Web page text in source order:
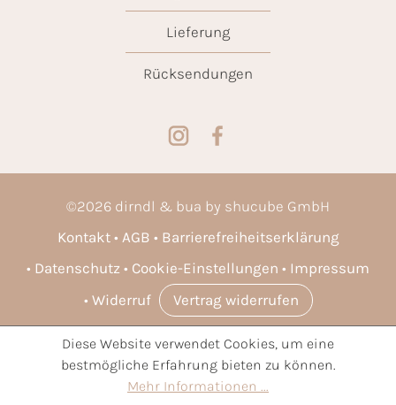
Lieferung
Rücksendungen
©2026 dirndl & bua by shucube GmbH
Kontakt
AGB
Barrierefreiheitserklärung
Datenschutz
Cookie-Einstellungen
Impressum
Widerruf
Vertrag widerrufen
* Alle Preise inkl. gesetzl. Mehrwertsteuer zzgl.Versandkosten
und ggf. Nachnahmegebühren, wenn nicht anders angegeben.
Diese Website verwendet Cookies, um eine
bestmögliche Erfahrung bieten zu können.
Mehr Informationen ...